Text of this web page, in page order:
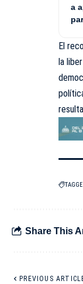
a
El
la
Share This
PREVIOUS